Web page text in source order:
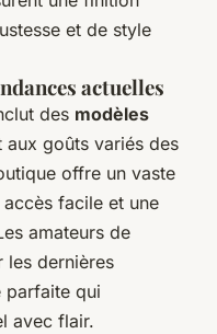
et de style
actuelles
des modèles
aux goûts variés des
offre un vaste
facile et une
amateurs de
les dernières
parfaite qui
avec flair.